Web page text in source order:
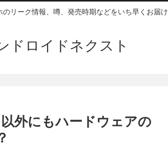
のリーク情報、噂、発売時期などをいち早くお届け
ドロイドネクスト
外にもハードウェアの